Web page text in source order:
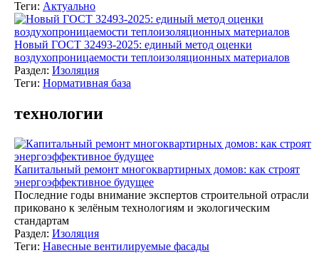
Теги: Актуально
Новый ГОСТ 32493-2025: единый метод оценки
воздухопроницаемости теплоизоляционных материалов
Раздел: Изоляция
Теги: Нормативная база
технологии
Капитальный ремонт многоквартирных домов: как строят
энергоэффективное будущее
Последние годы внимание экспертов строительной отрасли
приковано к зелёным технологиям и экологическим
стандартам
Раздел: Изоляция
Теги: Навесные вентилируемые фасады